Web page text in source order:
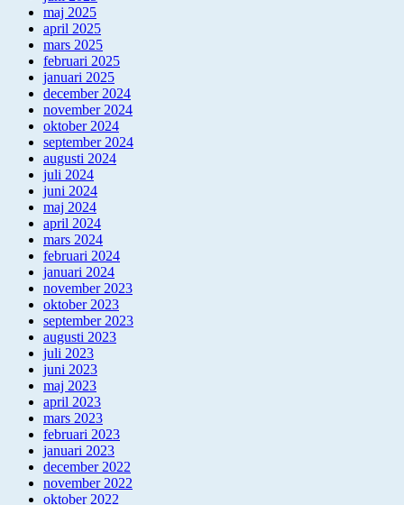
maj 2025
april 2025
mars 2025
februari 2025
januari 2025
december 2024
november 2024
oktober 2024
september 2024
augusti 2024
juli 2024
juni 2024
maj 2024
april 2024
mars 2024
februari 2024
januari 2024
november 2023
oktober 2023
september 2023
augusti 2023
juli 2023
juni 2023
maj 2023
april 2023
mars 2023
februari 2023
januari 2023
december 2022
november 2022
oktober 2022